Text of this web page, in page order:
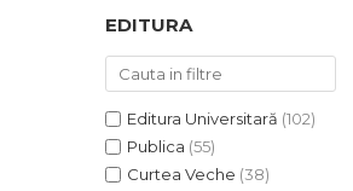
EDITURA
Editura Universitară (102)
Publica (55)
Curtea Veche (38)